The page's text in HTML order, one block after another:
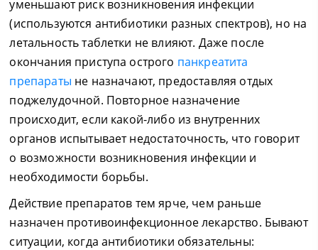
уменьшают риск возникновения инфекции
(используются антибиотики разных спектров), но на
летальность таблетки не влияют. Даже после
окончания приступа острого панкреатита
препараты не назначают, предоставляя отдых
поджелудочной. Повторное назначение
происходит, если какой-либо из внутренних
органов испытывает недостаточность, что говорит
о возможности возникновения инфекции и
необходимости борьбы.
Действие препаратов тем ярче, чем раньше
назначен противоинфекционное лекарство. Бывают
ситуации, когда антибиотики обязательны: